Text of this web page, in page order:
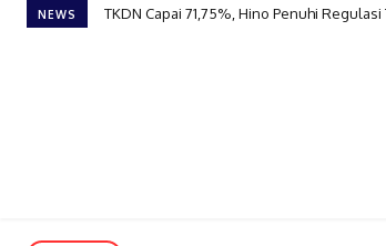
NEWS TKDN Capai 71,75%, Hino Penuhi
Shopee Ajak Generasi Muda